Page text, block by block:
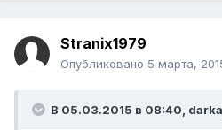
Stranix1979
Опубликовано 5 марта,
В 05.03.2015 в 08:40,